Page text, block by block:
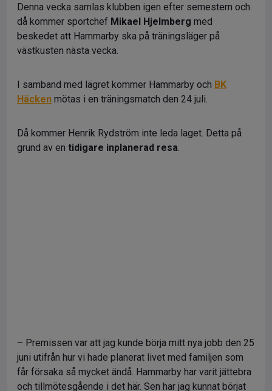
Denna vecka samlas klubben igen efter semestern och
då kommer sportchef Mikael Hjelmberg med
beskedet att Hammarby ska på träningsläger på
västkusten nästa vecka.
I samband med lägret kommer Hammarby och BK
Häcken mötas i en träningsmatch den 24 juli.
Då kommer Henrik Rydström inte leda laget. Detta på
grund av en tidigare inplanerad resa.
– Premissen var att jag kunde börja mitt nya jobb den 25
juni utifrån hur vi hade planerat livet med familjen som
får försaka så mycket ändå. Hammarby har varit jättebra
och tillmötesgående i det här. Sen har jag kunnat börjat